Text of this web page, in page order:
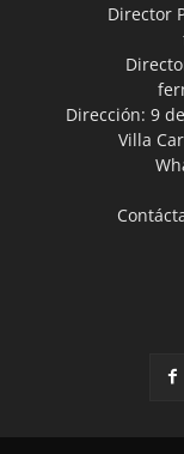
Director
Dirección: 9
Villa